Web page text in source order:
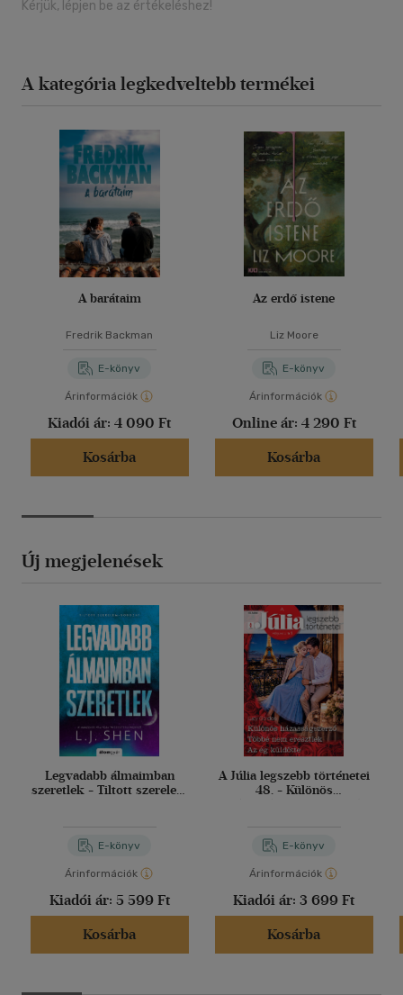
Kérjük, lépjen be az értékeléshez!
A kategória legkedveltebb termékei
A barátaim
Fredrik Backman
E-könyv
Árinformációk
Kiadói ár: 4 090 Ft
Kosárba
Az erdő istene
Liz Moore
E-könyv
Árinformációk
Online ár: 4 290 Ft
Kosárba
Új megjelenések
Legvadabb álmaimban
szeretlek - Tiltott szerelem
E-könyv
Árinformációk
Kiadói ár: 5 599 Ft
Kosárba
A Júlia legszebb történetei
48. - Különös
E-könyv
Árinformációk
Kiadói ár: 3 699 Ft
Kosárba